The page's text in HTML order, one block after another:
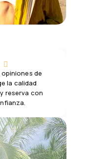
de
la calidad
reserva con